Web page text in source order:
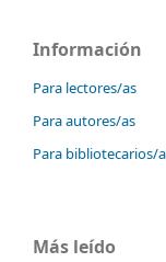
Información
Para lectores/as
Para autores/as
Para bibliotecarios/
Más leído